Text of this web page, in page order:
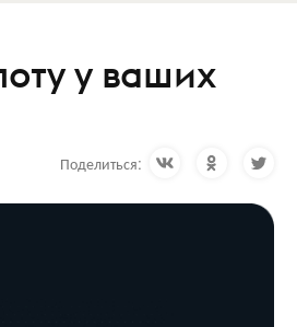
у ваших
Поделиться: